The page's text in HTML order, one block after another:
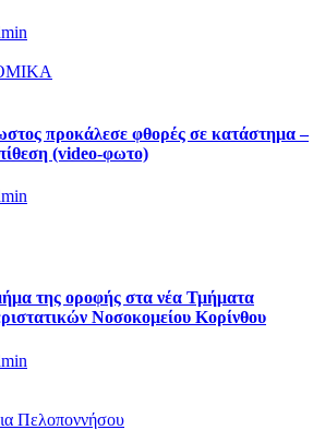
προκάλεσε φθορές σε κατάστημα –
(video-φωτο)
της οροφής στα νέα Τμήματα
Νοσοκομείου Κορίνθου
Πελοποννήσου